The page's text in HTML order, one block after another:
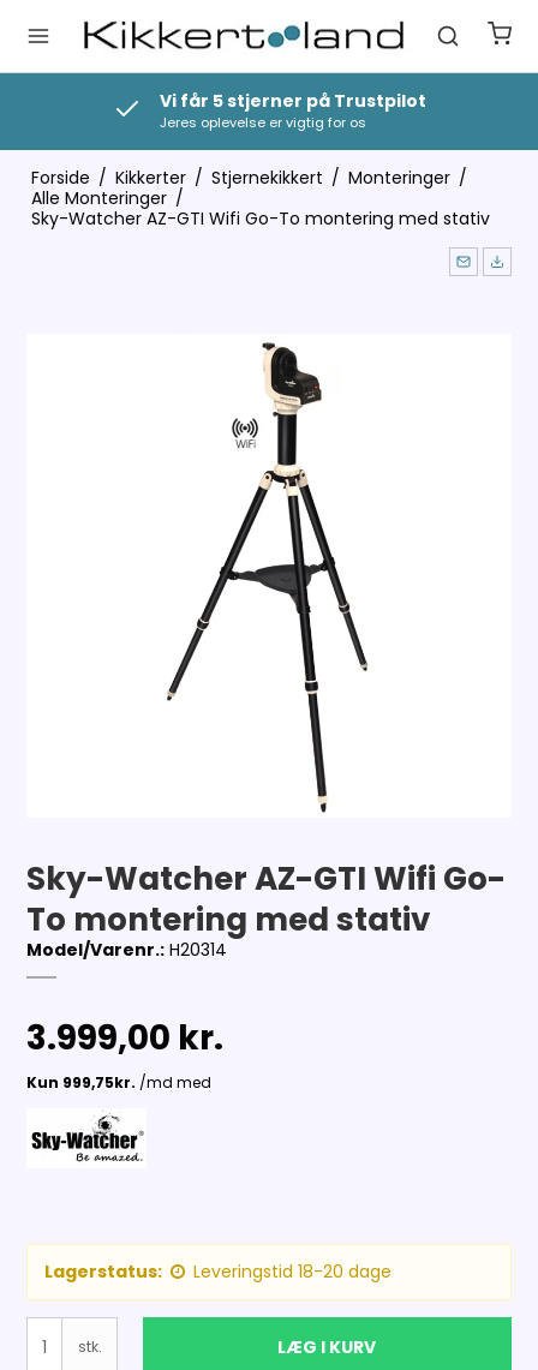
Vi får 5 stjerner på Trustpilot
Jeres oplevelse er vigtig for os
Forside / Kikkerter / Stjernekikkert / Monteringer /
Alle Monteringer /
Sky-Watcher AZ-GTI Wifi Go-To montering med stativ
Sky-Watcher AZ-GTI Wifi Go-
To montering med stativ
Model/Varenr.: H20314
3.999,00 kr.
Lagerstatus: Leveringstid 18-20 dage
stk. LÆG I KURV